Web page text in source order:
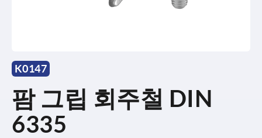
K0147
팜 그립 회주철 DIN
6335